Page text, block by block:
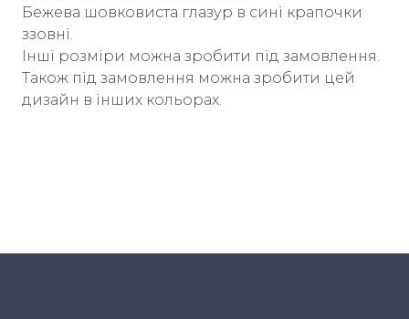
Бежева шовковиста глазур в сині крапочки
ззовні.
Інші розміри можна зробити під замовлення.
Також під замовлення можна зробити цей
дизайн в інших кольорах.